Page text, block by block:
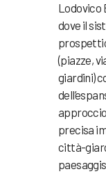
Lodovico
dove il
(piazze,
giardini)
precisa
città-